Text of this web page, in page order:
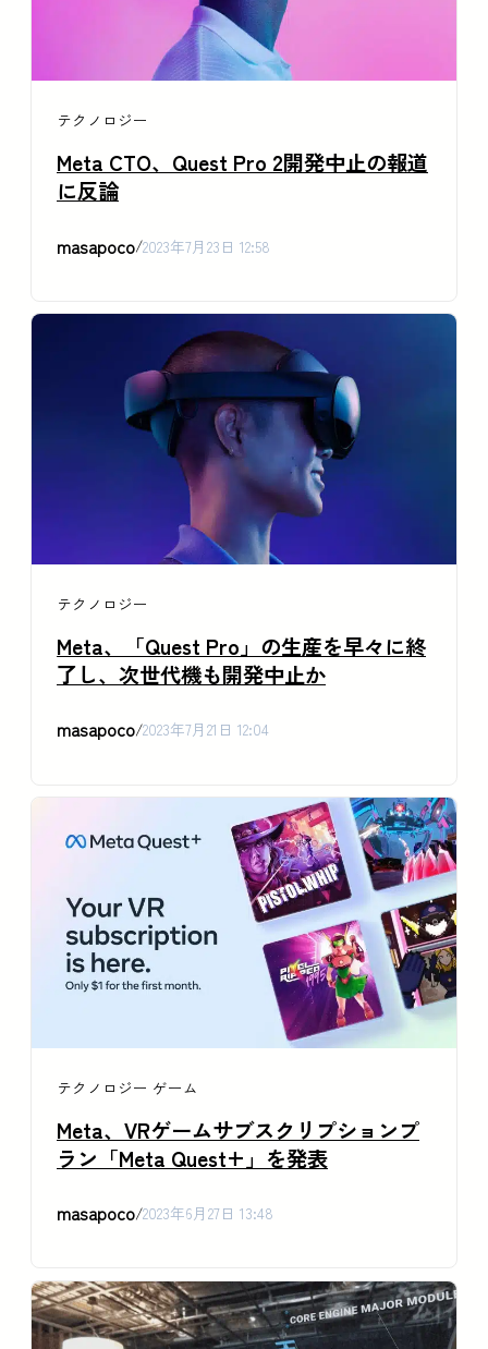
テクノロジー
Meta CTO、Quest Pro 2開発中止の報道
に反論
masapoco/2023年7月23日 12:58
テクノロジー
Meta、「Quest Pro」の生産を早々に終
了し、次世代機も開発中止か
masapoco/2023年7月21日 12:04
テクノロジー ゲーム
Meta、VRゲームサブスクリプションプ
ラン「Meta Quest+」を発表
masapoco/2023年6月27日 13:48